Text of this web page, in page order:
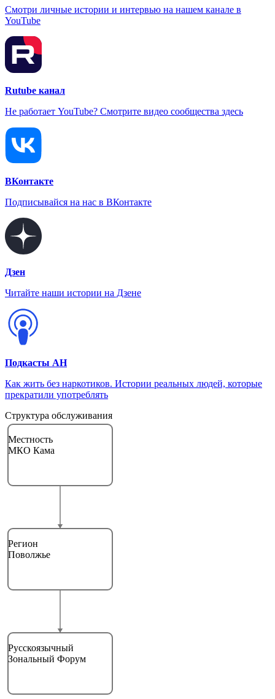
Смотри личные истории и интервью на нашем канале в
YouTube
Rutube канал
Не работает YouTube? Смотрите видео сообщества здесь
ВКонтакте
Подписывайся на нас в ВКонтакте
Дзен
Читайте наши истории на Дзене
Подкасты АН
Как жить без наркотиков. Истории реальных людей, которые
прекратили употреблять
Структура обслуживания
Местность
МКО Кама
Регион
Поволжье
Русскоязычный
Зональный Форум